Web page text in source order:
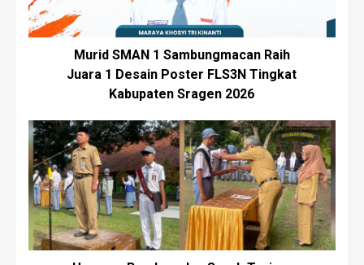
Murid SMAN 1 Sambungmacan Raih
Juara 1 Desain Poster FLS3N Tingkat
Kabupaten Sragen 2026